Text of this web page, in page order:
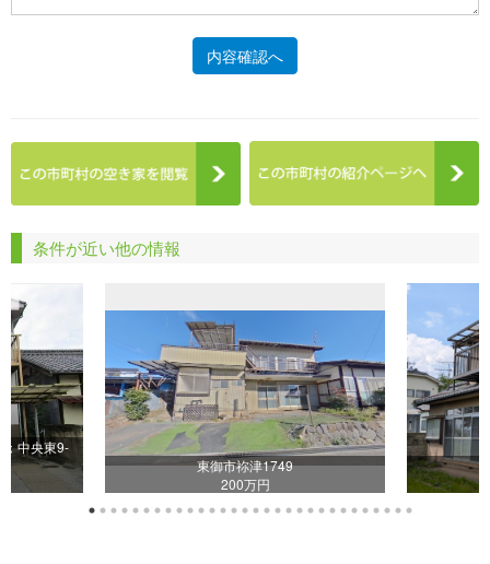
内容確認へ
条件が近い他の情報
中央東9-
東御市祢津1749
200万円